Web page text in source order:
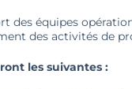
des équipes
des activités de
les suivantes :